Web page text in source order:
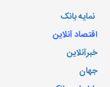
نمایه بانک
اقتصاد آنلاین
خبرآنلاین
جهان